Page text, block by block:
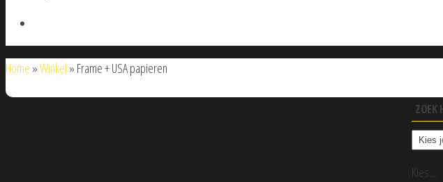
Home »Winkel » Frame + USA papieren
ZOEK
Kies ...